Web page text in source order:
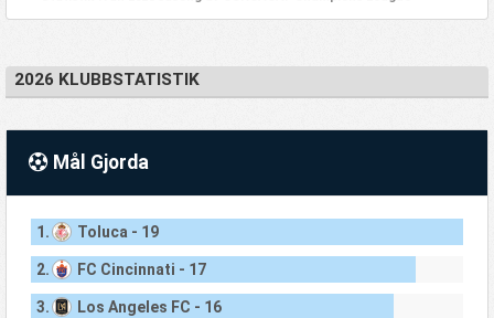
2026 KLUBBSTATISTIK
Mål Gjorda
1. Toluca - 19
2. FC Cincinnati - 17
3. Los Angeles FC - 16